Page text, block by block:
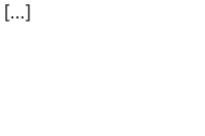
ژانویه) در گفت و گو با ایسنا اعلام […]